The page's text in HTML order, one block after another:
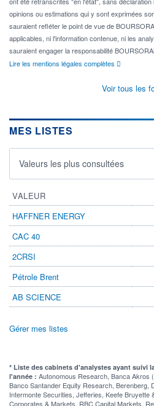
opinions ou estimations qui y sont exprimées
sauraient refléter le point de vue de
applicables, ni l'information contenue, ni les
sauraient engager la responsabilité
Lire les mentions légales complètes
Voir tous les
MES LISTES
Valeurs les plus consultées
VALEUR
HAFFNER ENERGY
CAC 40
2CRSI
Pétrole Brent
AB SCIENCE
Gérer mes listes
* Liste des cabinets d'analystes ayant suivi
l'année : Autonomous Research, Banca Akros
Banco Santander Equity Research, Berenberg,
Intermonte Securities, Jefferies, Keefe Bruyette
Corporates & Markets, RBC Capital Markets,